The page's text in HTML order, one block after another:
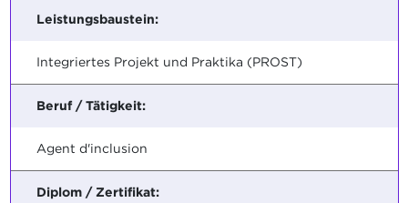
Leistungsbaustein:
Integriertes Projekt und Praktika (PROST)
Beruf / Tätigkeit:
Agent d'inclusion
Diplom / Zertifikat: